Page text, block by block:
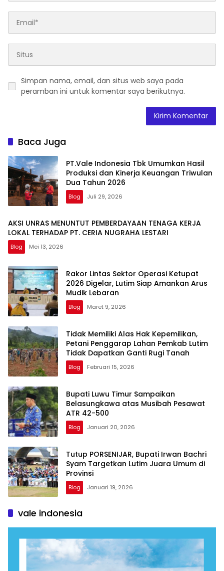
Simpan nama, email, dan situs web saya pada
peramban ini untuk komentar saya berikutnya.
Baca Juga
PT.Vale Indonesia Tbk Umumkan Hasil
Produksi dan Kinerja Keuangan Triwulan
Dua Tahun 2026
Blog Juli 29, 2026
AKSI UNRAS MENUNTUT PEMBERDAYAAN TENAGA KERJA
LOKAL TERHADAP PT. CERIA NUGRAHA LESTARI
Blog Mei 13, 2026
Rakor Lintas Sektor Operasi Ketupat
2026 Digelar, Lutim Siap Amankan Arus
Mudik Lebaran
Blog Maret 9, 2026
Tidak Memiliki Alas Hak Kepemilikan,
Petani Penggarap Lahan Pemkab Lutim
Tidak Dapatkan Ganti Rugi Tanah
Blog Februari 15, 2026
Bupati Luwu Timur Sampaikan
Belasungkawa atas Musibah Pesawat
ATR 42-500
Blog Januari 20, 2026
Tutup PORSENIJAR, Bupati Irwan Bachri
Syam Targetkan Lutim Juara Umum di
Provinsi
Blog Januari 19, 2026
vale indonesia